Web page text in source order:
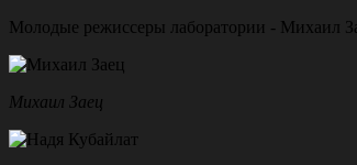
Молодые режиссеры лаборатории - Михаил
Михаил Заец